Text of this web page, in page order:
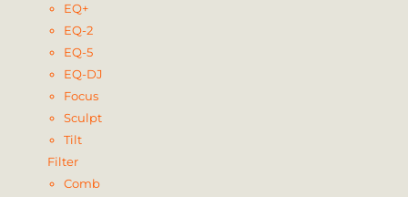
EQ+
EQ-2
EQ-5
EQ-DJ
Focus
Sculpt
Tilt
Filter
Comb